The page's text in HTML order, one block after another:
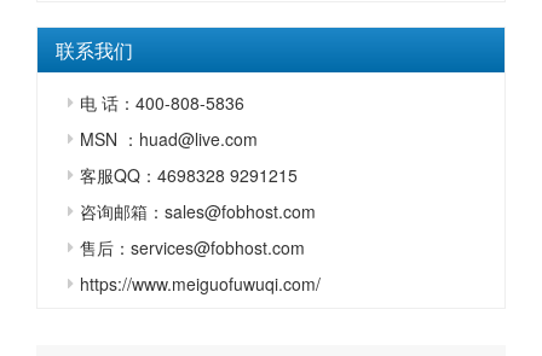
联系我们
电 话：400-808-5836
MSN ：huad@live.com
客服QQ：4698328 9291215
咨询邮箱：sales@fobhost.com
售后：services@fobhost.com
https://www.meiguofuwuqi.com/